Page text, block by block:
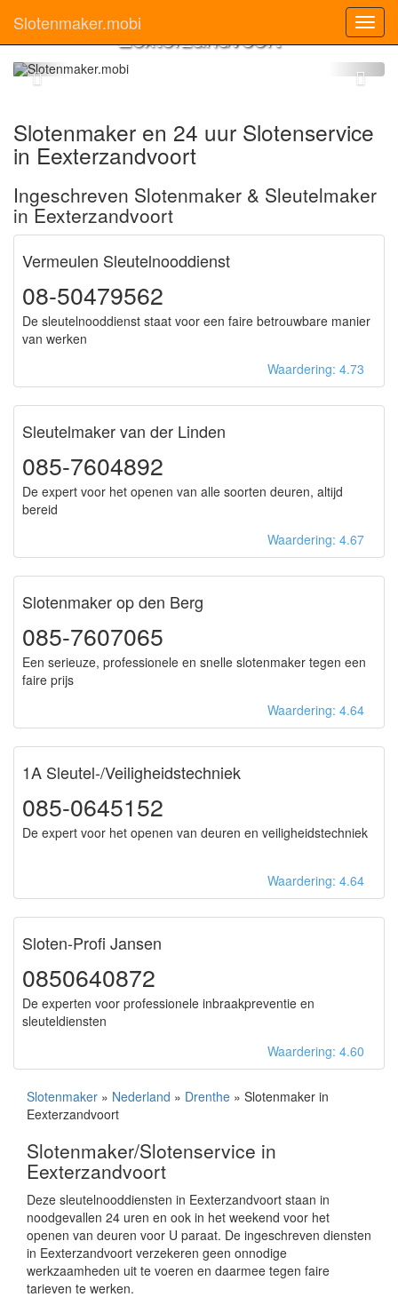
Slotenmaker.mobiSlotenmaker
Eexterzandvoort
Slotenmaker en 24 uur Slotenservice
in Eexterzandvoort
Ingeschreven Slotenmaker & Sleutelmaker
in Eexterzandvoort
Vermeulen Sleutelnooddienst
08-50479562
De sleutelnooddienst staat voor een faire betrouwbare manier
van werken
Waardering: 4.73
Sleutelmaker van der Linden
085-7604892
De expert voor het openen van alle soorten deuren, altijd
bereid
Waardering: 4.67
Slotenmaker op den Berg
085-7607065
Een serieuze, professionele en snelle slotenmaker tegen een
faire prijs
Waardering: 4.64
1A Sleutel-/Veiligheidstechniek
085-0645152
De expert voor het openen van deuren en veiligheidstechniek
Waardering: 4.64
Sloten-Profi Jansen
0850640872
De experten voor professionele inbraakpreventie en
sleuteldiensten
Waardering: 4.60
Slotenmaker » Nederland » Drenthe » Slotenmaker in
Eexterzandvoort
Slotenmaker/Slotenservice in
Eexterzandvoort
Deze sleutelnooddiensten in Eexterzandvoort staan in
noodgevallen 24 uren en ook in het weekend voor het
openen van deuren voor U paraat. De ingeschreven diensten
in Eexterzandvoort verzekeren geen onnodige
werkzaamheden uit te voeren en daarmee tegen faire
tarieven te werken.